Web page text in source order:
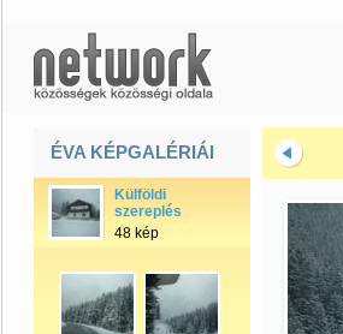
ÉVA KÉPGALÉRIÁI
Külföldi
szereplés
48 kép